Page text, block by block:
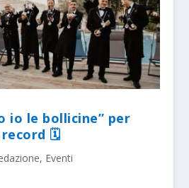
io le bollicine” per
record 🗓
, Eventi